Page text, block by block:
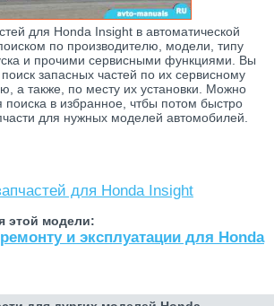
для Honda Insight в автоматической
по производителю, модели, типу
и прочими сервисными функциями. Вы
запасных частей по их сервисному
а также, по месту их установки. Можно
поиска в избранное, чтбы потом быстро
для нужных моделей автомобилей.
для Honda Insight
этой модели:
и эксплуатации для Honda